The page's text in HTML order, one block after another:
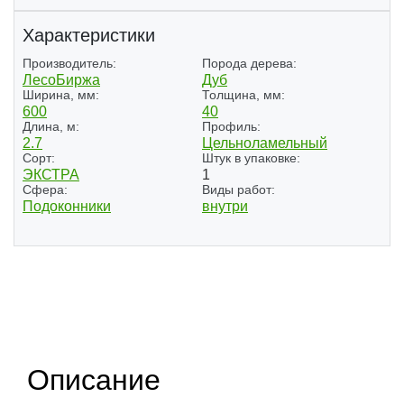
Характеристики
Производитель:
ЛесоБиржа
Порода дерева:
Дуб
Ширина, мм:
600
Толщина, мм:
40
Длина, м:
2.7
Профиль:
Цельноламельный
Сорт:
ЭКСТРА
Штук в упаковке:
1
Сфера:
Подоконники
Виды работ:
внутри
Описание